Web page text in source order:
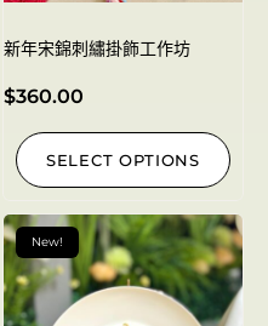
新年宋錦刺繡掛飾工作坊
$360.00
SELECT OPTIONS
New!